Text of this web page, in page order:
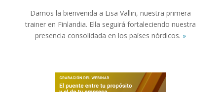
Damos la bienvenida a Lisa Vallin, nuestra primera
trainer en Finlandia. Ella seguirá fortaleciendo nuestra
presencia consolidada en los países nórdicos. »